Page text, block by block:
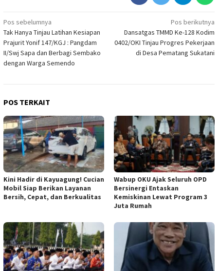
Navigasi
pos
Pos sebelumnya
Tak Hanya Tinjau Latihan Kesiapan
Prajurit Yonif 147/KGJ : Pangdam
II/Swj Sapa dan Berbagi Sembako
dengan Warga Semendo
Pos berikutnya
Dansatgas TMMD Ke-128 Kodim
0402/OKI Tinjau Progres Pekerjaan
di Desa Pematang Sukatani
POS TERKAIT
Kini Hadir di Kayuagung! Cucian
Mobil Siap Berikan Layanan
Bersih, Cepat, dan Berkualitas
Wabup OKU Ajak Seluruh OPD
Bersinergi Entaskan
Kemiskinan Lewat Program 3
Juta Rumah